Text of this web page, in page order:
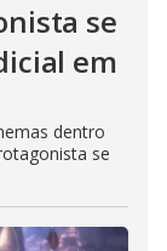
se
em
dentro
se